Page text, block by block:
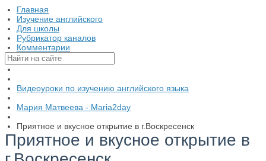
Главная
Изучение английского
Для школы
Рубрикатор каналов
Комментарии
Видеоуроки по изучению английского языка
Мария Матвеева - Maria2day
Приятное и вкусное открытие в г.Воскресенск
Приятное и вкусное открытие в